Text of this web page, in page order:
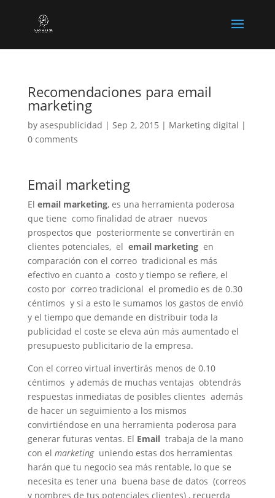
Recomendaciones para email
marketing
by asespublicidad | Sep 2, 2015 | Marketing digital |
0 comments
Email marketing
El email marketing, es una herramienta poderosa
que tiene como finalidad de atraer nuevos
prospectos que posteriormente se convertirán en
clientes potenciales, el email marketingen
comparación con el correo tradicional es más
efectivo en cuanto a costo y tiempo se refiere, el
costo por correo tradicional el promedio es de 0.30
céntimos y si a esto le sumamos los gastos de envió
y el tiempo que demande en distribuir toda la
publicidad el coste se eleva aún más aumentado el
presupuesto publicitario de la empresa.
Con el correo virtual invertirás menos de 0.10
céntimos y además de muchas ventajas obtendrás
respuestas inmediatas de posibles clientes además
de hacer un seguimiento a los mismos
convirtiéndose en una herramienta poderosa para
generar futuras ventas. El Email trabaja de la mano
con el marketinguniendo estas dos herramientas
harán que tu negocio sea más rentable, lo que se
necesita es tener una buena base de datos (correos
y nombres de tus potenciales clientes) , recuerda